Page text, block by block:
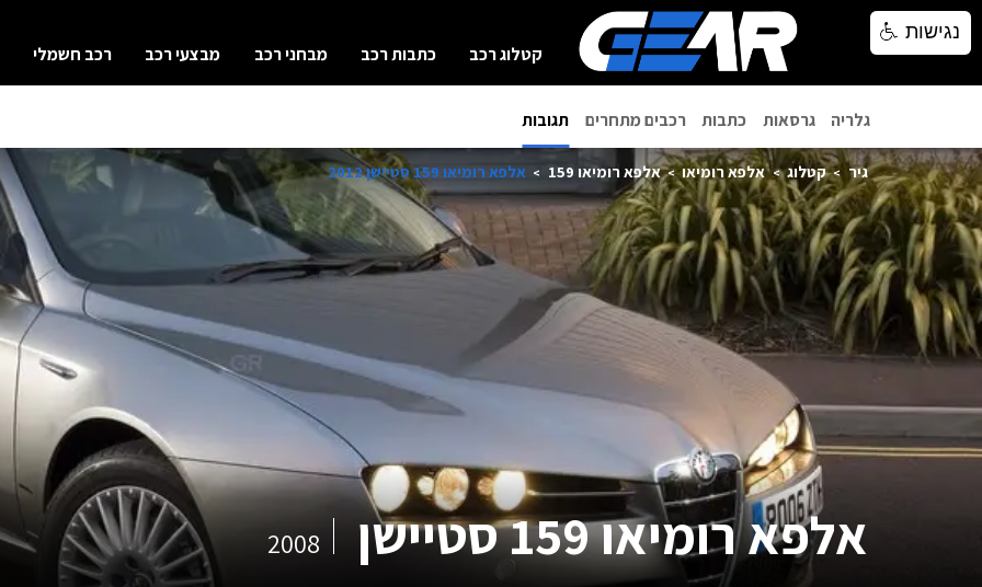
קטלוג רכב כתבות רכב מבחני רכב מבצעי רכב רכב חשמלי
גלריה גרסאות כתבות רכבים מתחרים תגובות
גיר קטלוג אלפא רומיאו אלפא רומיאו 159 אלפא רומיאו 159 סטיישן 2012
אלפא רומיאו 159 סטיישן 2008
נגישות
נגישות